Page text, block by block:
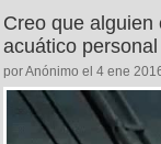
Creo que
acuático personal
por Anónimo el 4 ene